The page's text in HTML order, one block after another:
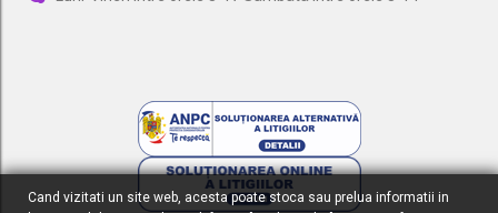
Cand vizitati un site web, acesta poate stoca sau prelua informatii in